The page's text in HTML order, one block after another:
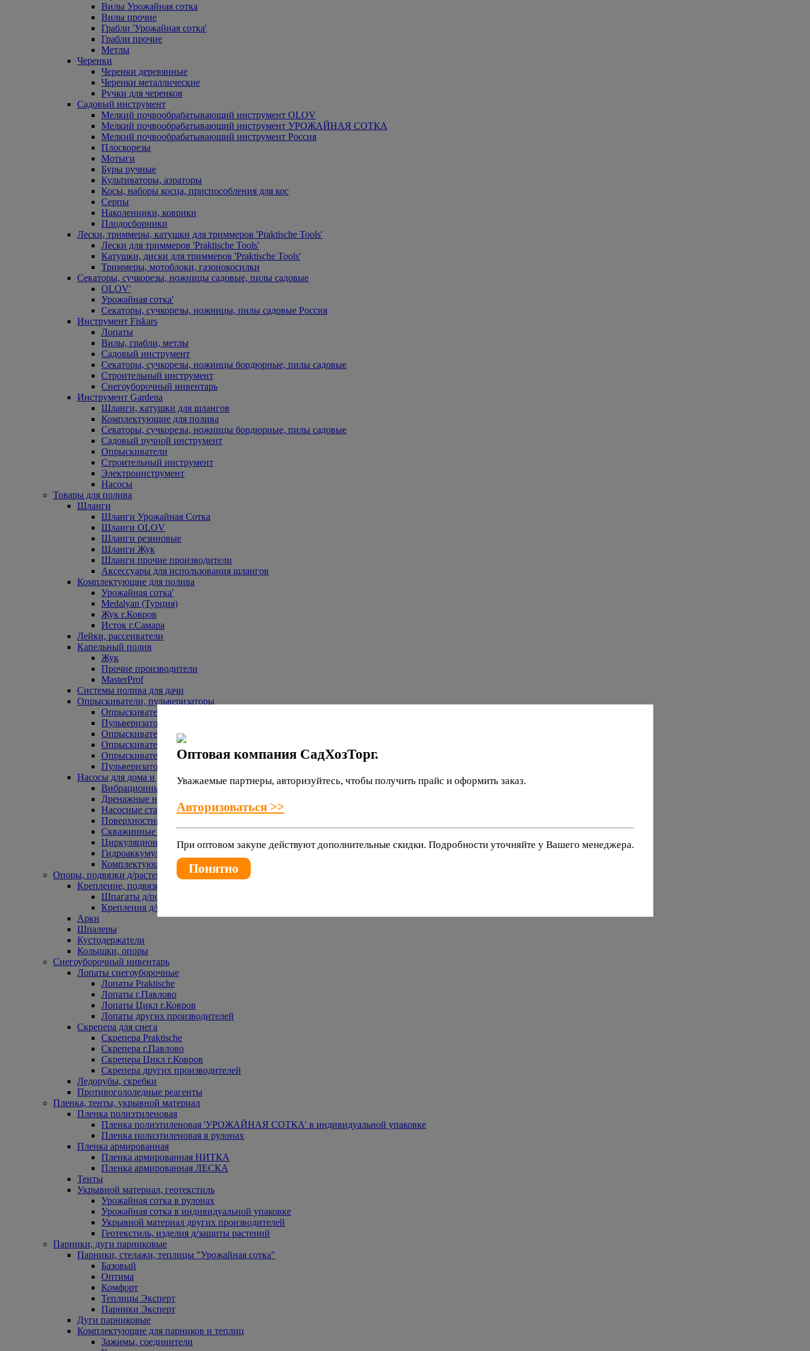
Вилы Урожайная сотка
Вилы прочие
Грабли 'Урожайная сотка'
Грабли прочие
Метлы
Черенки
Черенки деревянные
Черенки металлические
Ручки для черенков
Садовый инструмент
Мелкий почвообрабатывающий инструмент OLOV
Мелкий почвообрабатывающий инструмент УРОЖАЙНАЯ СОТКА
Мелкий почвообрабатывающий инструмент Россия
Плоскорезы
Мотыги
Буры ручные
Культиваторы, аэраторы
Косы, наборы косца, приспособления для кос
Серпы
Наколенники, коврики
Плодосборники
Лески, триммеры, катушки для триммеров 'Praktische Tools'
Лески для триммеров 'Praktische Tools'
Катушки, диски для триммеров 'Praktische Tools'
Триммеры, мотоблоки, газонокосилки
Секаторы, сучкорезы, ножницы садовые, пилы садовые
OLOV'
Урожайная сотка'
Секаторы, сучкорезы, ножницы, пилы садовые Россия
Инструмент Fiskars
Лопаты
Вилы, грабли, метлы
Садовый инструмент
Секаторы, сучкорезы, ножницы бордюрные, пилы садовые
Строительный инструмент
Снегоуборочный инвентарь
Инструмент Gardena
Шланги, катушки для шлангов
Комплектующие для полива
Секаторы, сучкорезы, ножницы бордюрные, пилы садовые
Садовый ручной инструмент
Опрыскиватели
Строительный инструмент
Электроинструмент
Насосы
Товары для полива
Шланги
Шланги Урожайная Сотка
Шланги OLOV
Шланги резиновые
Шланги Жук
Шланги прочие производители
Аксессуары для использования шлангов
Комплектующие для полива
Урожайная сотка'
Medalyan (Турция)
Жук г.Ковров
Исток г.Самара
Лейки, рассеиватели
Капельный полив
Жук
Прочие производители
MasterProf
Системы полива для дачи
Опрыскиватели, пульверизаторы
Опрыскиватели аккумуляторные
Пульверизаторы прочие
Опрыскиватели Урожайная сотка
Опрыскиватели Жук
Опрыскиватели прочие
Пульверизаторы Урожайная сотка
Насосы для дома и дачи
Вибрационные насосы
Дренажные насосы
Насосные станции
Поверхностные насосы
Скважинные насосы
Циркуляционные насосы
Гидроаккумуляторы и расширительные баки
Комплектующие к насосам
Опоры, подвязки д/растений
Крепление, подвязки д/растений
Шпагаты д/подвязки растений
Крепления д/растений
Арки
Шпалеры
Кустодержатели
Колышки, опоры
Снегоуборочный инвентарь
Лопаты снегоуборочные
Лопаты Praktische
Лопаты г.Павлово
Лопаты Цикл г.Ковров
Лопаты других производителей
Скрепера для снега
Скрепера Praktische
Скрепера г.Павлово
Скрепера Цикл г.Ковров
Скрепера других производителей
Ледорубы, скребки
Противогололедные реагенты
Пленка, тенты, укрывной материал
Пленка полиэтиленовая
Пленка полиэтиленовая 'УРОЖАЙНАЯ СОТКА' в индивидуальной упаковке
Пленка полиэтиленовая в рулонах
Пленка армированная
Пленка армированная НИТКА
Пленка армированная ЛЕСКА
Тенты
Укрывной материал, геотекстиль
Урожайная сотка в рулонах
Урожайная сотка в индивидуальной упаковке
Укрывной материал других производителей
Геотекстиль, изделия д/защиты растений
Парники, дуги парниковые
Парники, стелажи, теплицы "Урожайная сотка"
Базовый
Оптима
Комфорт
Теплицы Эксперт
Парники Эксперт
Дуги парниковые
Комплектующие для парников и теплиц
Зажимы, соединители
Оптовая компания СадХозТорг.
Уважаемые партнеры, авторизуйтесь, чтобы получить прайс и оформить заказ.
Авторизоваться >>
При оптовом закупе действуют дополнительные скидки. Подробности уточняйте у Вашего менеджера.
Понятно